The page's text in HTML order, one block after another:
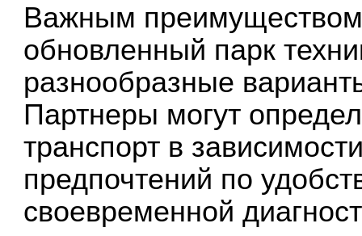
Важным преимуществом
обновленный парк
разнообразные
Партнеры могут
транспорт в
предпочтений по
своевременной